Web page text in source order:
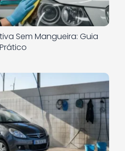
Sem Mangueira: Guia
Prático